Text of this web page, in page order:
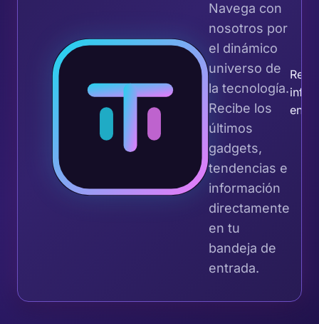
Navega con
nosotros por
el dinámico
universo de
la tecnología.
Recibe los
últimos
gadgets,
tendencias e
información
directamente
en tu
bandeja de
entrada.